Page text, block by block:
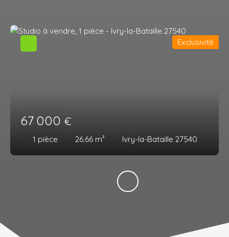
67 000 €
1 pièce 26.66 m² Ivry-la-Bataille 27540
Exclusivité